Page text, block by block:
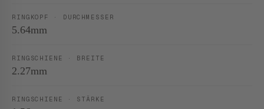
RINGKOPF · DURCHMESSER
5.64mm
RINGSCHIENE · BREITE
2.27mm
RINGSCHIENE · STÄRKE